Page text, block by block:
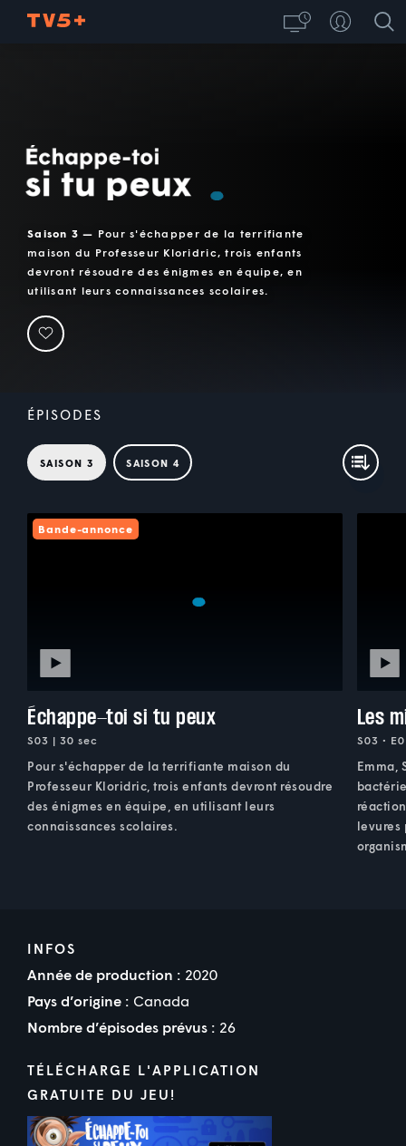
Saison 3 — Pour s'échapper de la terrifiante
maison du Professeur Kloridric, trois enfants
devront résoudre des énigmes en équipe, en
utilisant leurs connaissances scolaires.
ÉPISODES
SAISON 3 SAISON 4
Bande-annonce
Échappe-toi si tu peux
S03 | 30 sec
Pour s'échapper de la terrifiante maison du
Professeur Kloridric, trois enfants devront résoudre
des énigmes en équipe, en utilisant leurs
connaissances scolaires.
Les
S03 •
Emma,
INFOS
Année de production : 2020
Pays d’origine : Canada
Nombre d’épisodes prévus : 26
TÉLÉCHARGE L'APPLICATION
GRATUITE DU JEU!